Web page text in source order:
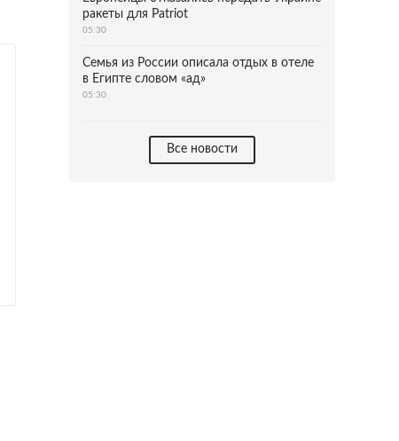
ракеты для Patriot
05:30
Семья из России описала отдых в отеле
в Египте словом «ад»
05:30
Все новости